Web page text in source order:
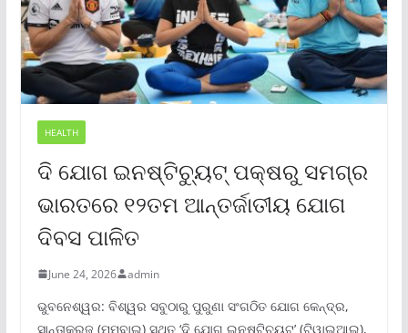
HEALTH
ଦି ଯୋଗ ଇନଷ୍ଟିଚ୍ୟୁଟ୍ ପକ୍ଷରୁ ସମଗ୍ର
ଭାରତରେ ୧୨ତମ ଆନ୍ତର୍ଜାତୀୟ ଯୋଗ
ଦିବସ ପାଳିତ
June 24, 2026 admin
ଭୁବନେଶ୍ୱର: ବିଶ୍ୱର ସବୁଠାରୁ ପୁରୁଣା ସଂଗଠିତ ଯୋଗ କେନ୍ଦ୍ର,
ସାନ୍ତାକ୍ରୁଜ୍ (ମୁମ୍ବାଇ) ସ୍ଥିତ ‘ଦି ଯୋଗ ଇନଷ୍ଟିଚ୍ୟୁଟ୍‌’ (ଟିୱାଇଆଇ),